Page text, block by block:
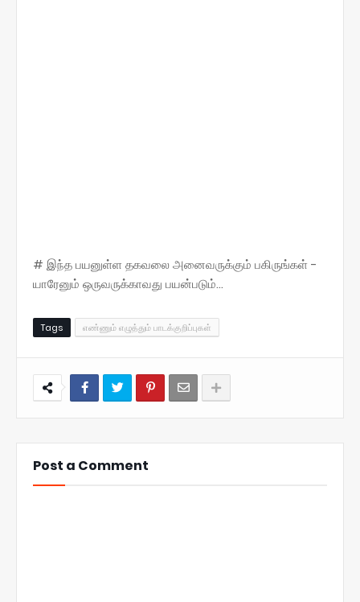
# இந்த பயனுள்ள தகவலை அனைவருக்கும் பகிருங்கள் -
யாரேனும் ஒருவருக்காவது பயன்படும்...
Tags எண்ணும் எழுத்தும் பாடக்குறிப்புகள்
Post a Comment